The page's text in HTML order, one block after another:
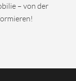
– von der